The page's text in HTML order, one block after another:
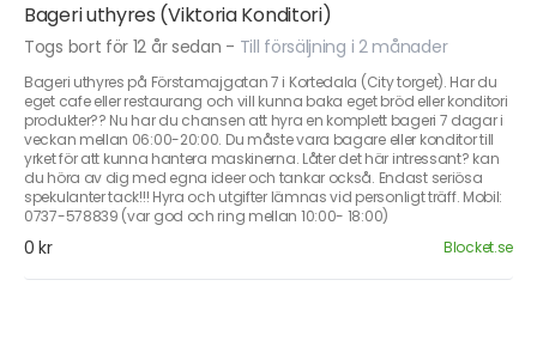
Bageri uthyres (Viktoria Konditori)
Togs bort för 12 år sedan - Till försäljning i 2 månader
Bageri uthyres på Förstamajgatan 7 i Kortedala (City torget). Har du
eget cafe eller restaurang och vill kunna baka eget bröd eller konditori
produkter?? Nu har du chansen att hyra en komplett bageri 7 dagar i
veckan mellan 06:00-20:00. Du måste vara bagare eller konditor till
yrket för att kunna hantera maskinerna. Låter det här intressant? kan
du höra av dig med egna ideer och tankar också. Endast seriösa
spekulanter tack!!! Hyra och utgifter lämnas vid personligt träff. Mobil:
0737-578839 (var god och ring mellan 10:00- 18:00)
0 kr Blocket.se